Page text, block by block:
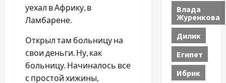
уехал в Африку, в
Ламбарене.
Открыл там больницу на
свои деньги. Ну, как
больницу. Начиналось все
с простой хижины,
Влада
Журенкова
Дилик
Египет
Ибрик